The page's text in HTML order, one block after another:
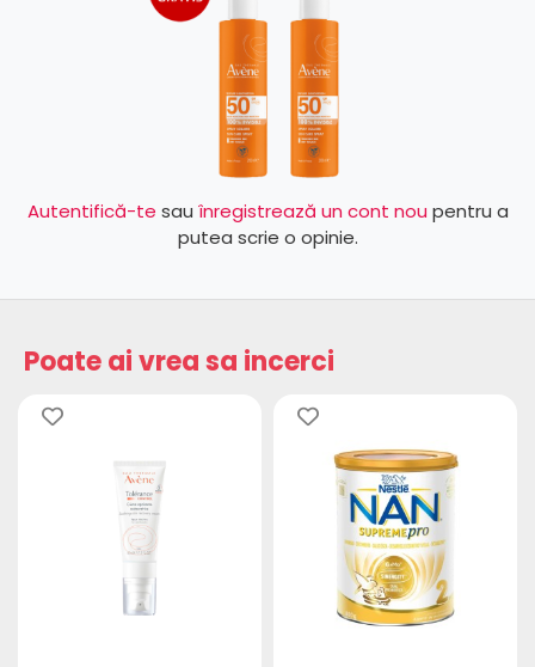
Autentifică-te sau înregistrează un cont nou pentru a
putea scrie o opinie.
Poate ai vrea sa incerci